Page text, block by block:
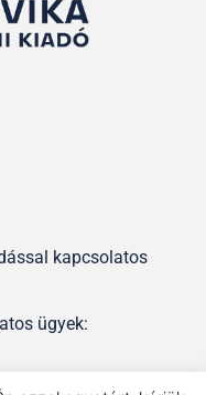
kapcsolatos
ügyek: